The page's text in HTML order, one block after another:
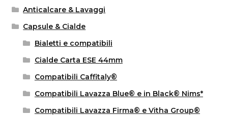
Anticalcare & Lavaggi
Capsule & Cialde
Bialetti e compatibili
Cialde Carta ESE 44mm
Compatibili Caffitaly®
Compatibili Lavazza Blue® e in Black® Nims*
Compatibili Lavazza Firma® e Vitha Group®